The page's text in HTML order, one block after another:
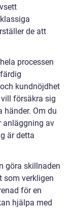
de att
processen
kundnöjdhet
försäkra sig
Om du
anläggning av
är detta
göra skillnaden
som verkligen
för en
hjälpa med